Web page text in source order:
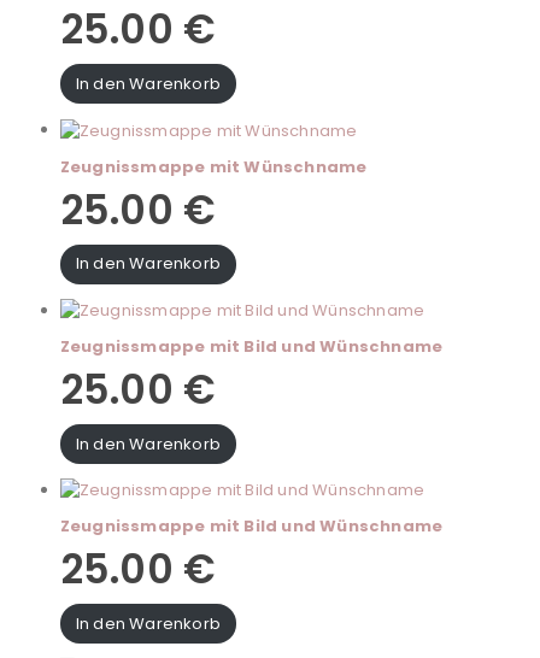
25.00 €
In den Warenkorb
Zeugnissmappe mit Wünschname
25.00 €
In den Warenkorb
Zeugnissmappe mit Bild und Wünschname
25.00 €
In den Warenkorb
Zeugnissmappe mit Bild und Wünschname
25.00 €
In den Warenkorb